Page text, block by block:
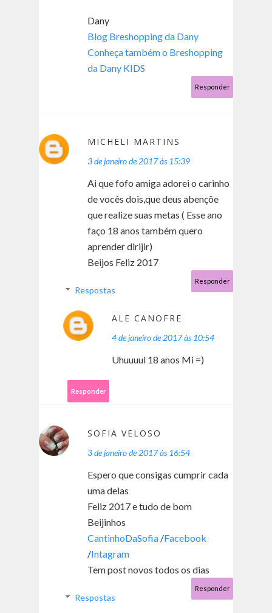
Dany
Blog Breshopping da Dany
Conheça também o Breshopping
da Dany KIDS
Responder
MICHELI MARTINS
3 de janeiro de 2017 às 15:39
Ai que fofo amiga adorei o carinho
de vocês dois,que deus abençõe
que realize suas metas ( Esse ano
faço 18 anos também quero
aprender dirijir)
Beijos Feliz 2017
Responder
Respostas
ALE CANOFRE
4 de janeiro de 2017 às 10:54
Uhuuuul 18 anos Mi =)
Responder
SOFIA VELOSO
3 de janeiro de 2017 às 16:54
Espero que consigas cumprir cada
uma delas
Feliz 2017 e tudo de bom
Beijinhos
CantinhoDaSofia /Facebook
/Intagram
Tem post novos todos os dias
Responder
Respostas